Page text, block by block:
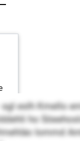
eslh Kmello
ho
Iommd